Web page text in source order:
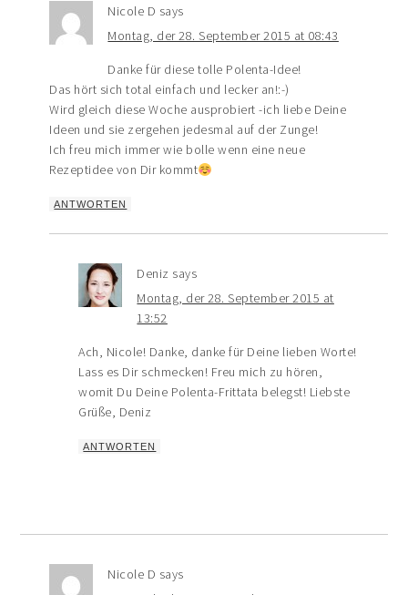
Nicole D says
Montag, der 28. September 2015 at 08:43
Danke für diese tolle Polenta-Idee!
Das hört sich total einfach und lecker an!:-)
Wird gleich diese Woche ausprobiert -ich liebe Deine
Ideen und sie zergehen jedesmal auf der Zunge!
Ich freu mich immer wie bolle wenn eine neue
Rezeptidee von Dir kommt
ANTWORTEN
Deniz says
Montag, der 28. September 2015 at
13:52
Ach, Nicole! Danke, danke für Deine lieben Worte!
Lass es Dir schmecken! Freu mich zu hören,
womit Du Deine Polenta-Frittata belegst! Liebste
Grüße, Deniz
ANTWORTEN
Nicole D says